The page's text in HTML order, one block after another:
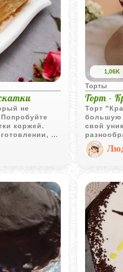
не
коржей.
но
и
и удивите
которое
1,06K
Торты
Торт -
Торт
большую
свой